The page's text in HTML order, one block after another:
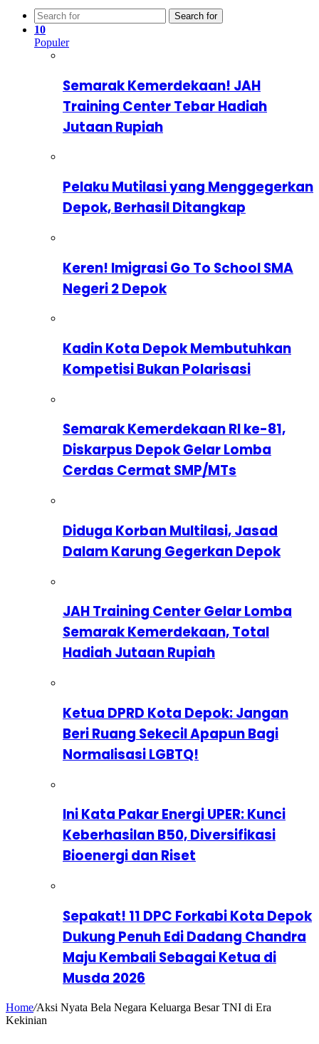
Search for
10
Populer
Semarak Kemerdekaan! JAH
Training Center Tebar Hadiah
Jutaan Rupiah
Pelaku Mutilasi yang Menggegerkan
Depok, Berhasil Ditangkap
Keren! Imigrasi Go To School SMA
Negeri 2 Depok
Kadin Kota Depok Membutuhkan
Kompetisi Bukan Polarisasi
Semarak Kemerdekaan RI ke-81,
Diskarpus Depok Gelar Lomba
Cerdas Cermat SMP/MTs
Diduga Korban Multilasi, Jasad
Dalam Karung Gegerkan Depok
JAH Training Center Gelar Lomba
Semarak Kemerdekaan, Total
Hadiah Jutaan Rupiah
Ketua DPRD Kota Depok: Jangan
Beri Ruang Sekecil Apapun Bagi
Normalisasi LGBTQ!
Ini Kata Pakar Energi UPER: Kunci
Keberhasilan B50, Diversifikasi
Bioenergi dan Riset
Sepakat! 11 DPC Forkabi Kota Depok
Dukung Penuh Edi Dadang Chandra
Maju Kembali Sebagai Ketua di
Musda 2026
Home/Aksi Nyata Bela Negara Keluarga Besar TNI di Era
Kekinian